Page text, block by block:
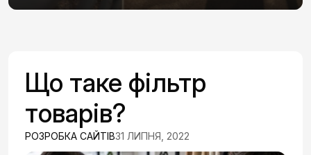
Що таке фільтр
товарів?
РОЗРОБКА САЙТІВ31 ЛИПНЯ, 2022